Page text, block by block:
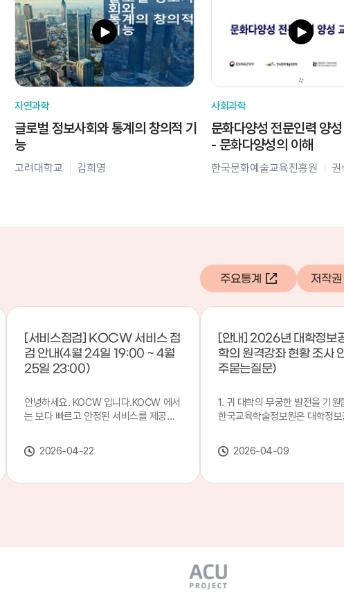
자연과학
글로벌 정보사회와 통계의 창의적 기
능
고려대학교 김희영
사회과학
문화다양성 전문인력 양
- 문화다양성의 이해
한국문화예술교육진흥원 권
[서비스점검] KOCW 서비스 점
검 안내(4월 24일 19:00 ~ 4월
25일 23:00)
안녕하세요. KOCW 입니다.KOCW 에서
는 보다 빠르고 안정된 서비스를 제공하
합니다.※ 서비스 점검 작업 일시 : 4월
24일(금) 19:00 ~ 4월 25일(토) 23:00
안 일시중지될 예정이오니, 이 점 양해하
2026-04-22
[안내] 2026년 대학정보
학의 원격강좌 현황 조사
주묻는질문)
1. 귀 대학의 무궁한 발전을 기원
한국교육학술정보원은 대학정
본 조사는 2025. 3. 1~2026. 2.
에 운영된 원격강좌(이러닝) 현
강좌(12-바)'에 데이터를 연계할
인시 캠퍼스인 경우 해당 캠퍼스
있는 기관명을 선택하시면 됩니
2026-04-09
주요통계 저작